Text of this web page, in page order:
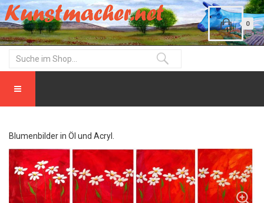
0
Blumenbilder in Öl und Acryl.